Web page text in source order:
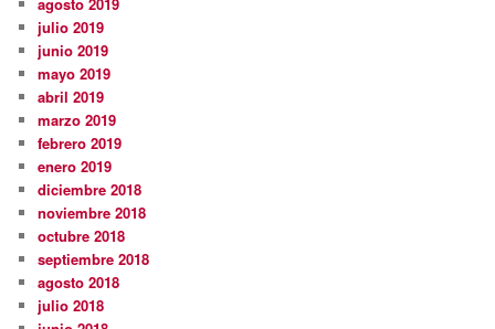
julio 2019
junio 2019
mayo 2019
abril 2019
marzo 2019
febrero 2019
enero 2019
diciembre 2018
noviembre 2018
octubre 2018
septiembre 2018
agosto 2018
julio 2018